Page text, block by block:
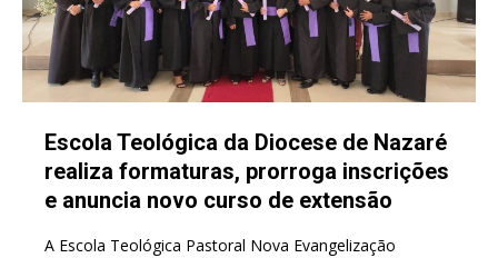
Escola Teológica da Diocese de Nazaré
realiza formaturas, prorroga inscrições
e anuncia novo curso de extensão
A Escola Teológica Pastoral Nova Evangelização